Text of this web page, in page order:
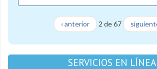
‹ anterior 2 de 67
SERVICIOS EN LÍNEA